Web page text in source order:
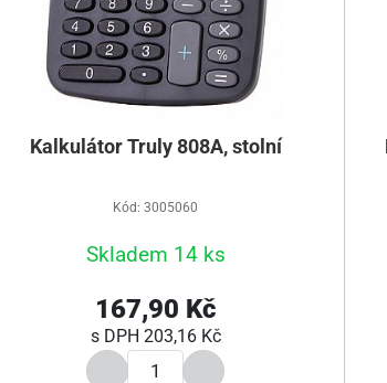
Kalkulátor Truly 808A, stolní
Kód: 3005060
Skladem 14 ks
167,90 Kč
s DPH 203,16 Kč